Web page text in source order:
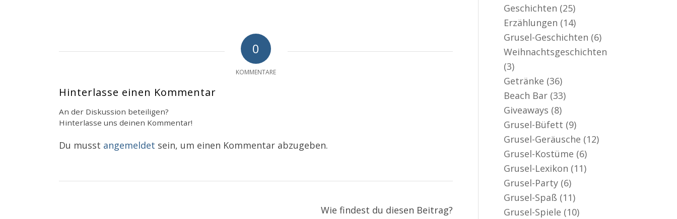
0
KOMMENTARE
Hinterlasse einen Kommentar
An der Diskussion beteiligen?
Hinterlasse uns deinen Kommentar!
Du musst angemeldet sein, um einen Kommentar abzugeben.
Wie findest du diesen Beitrag?
Geschichten (25)
Erzählungen (14)
Grusel-Geschichten (6)
Weihnachtsgeschichten
(3)
Getränke (36)
Beach Bar (33)
Giveaways (8)
Grusel-Büfett (9)
Grusel-Geräusche (12)
Grusel-Kostüme (6)
Grusel-Lexikon (11)
Grusel-Party (6)
Grusel-Spaß (11)
Grusel-Spiele (10)